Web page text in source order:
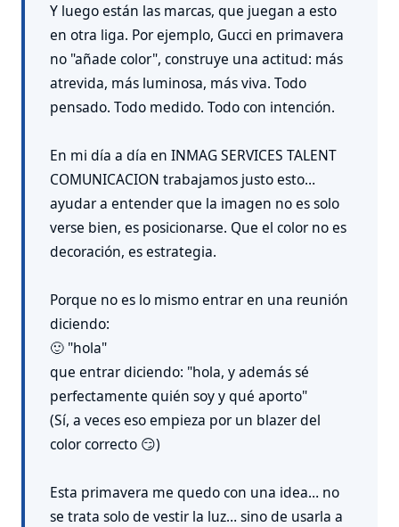
Y luego están las marcas, que juegan a esto
en otra liga. Por ejemplo, Gucci en primavera
no "añade color", construye una actitud: más
atrevida, más luminosa, más viva. Todo
pensado. Todo medido. Todo con intención.
En mi día a día en INMAG SERVICES TALENT
COMUNICACION trabajamos justo esto…
ayudar a entender que la imagen no es solo
verse bien, es posicionarse. Que el color no es
decoración, es estrategia.
Porque no es lo mismo entrar en una reunión
diciendo:
🙂 "hola"
que entrar diciendo: "hola, y además sé
perfectamente quién soy y qué aporto"
(Sí, a veces eso empieza por un blazer del
color correcto 😏)
Esta primavera me quedo con una idea… no
se trata solo de vestir la luz… sino de usarla a